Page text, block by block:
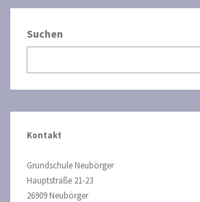
Suchen
Kontakt
Grundschule Neubörger
Hauptstraße 21-23
26909 Neubörger